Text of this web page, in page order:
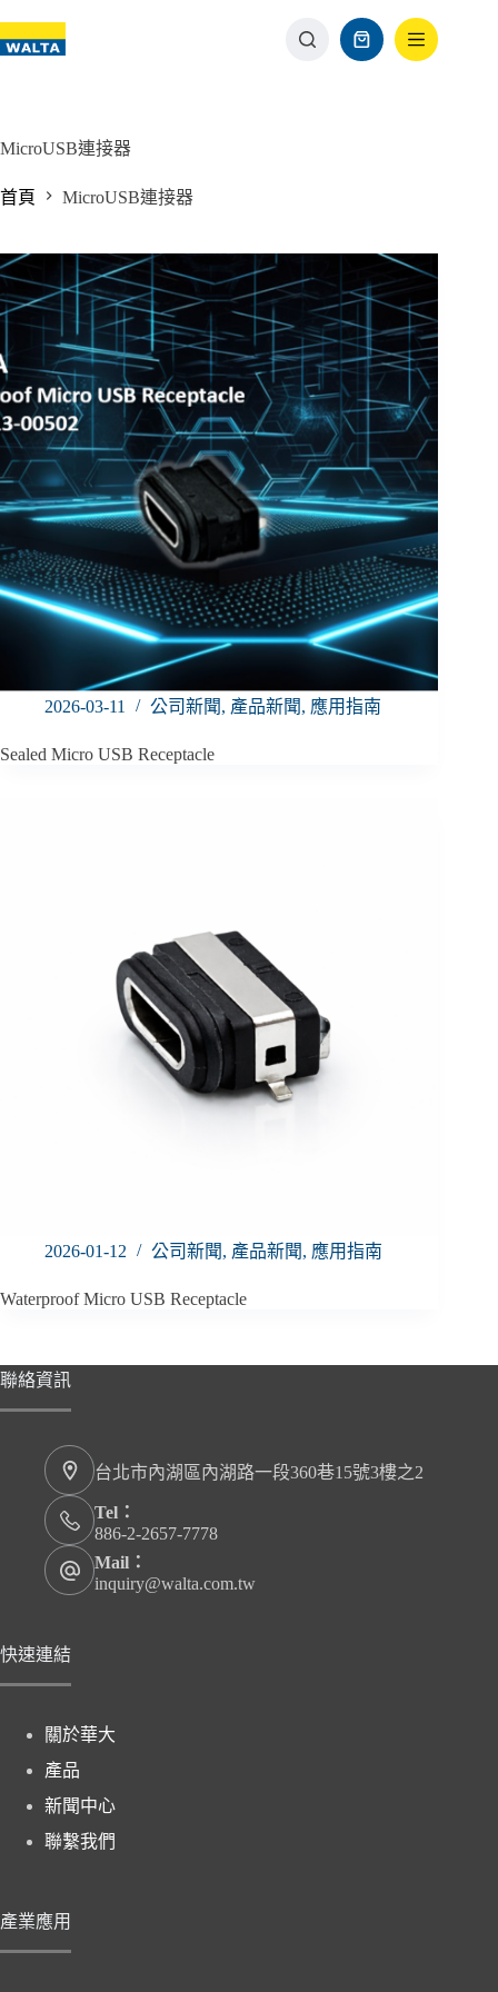
MicroUSB連接器
首頁 MicroUSB連接器
2026-03-11 公司新聞, 產品新聞, 應用指南
Sealed Micro USB Receptacle
2026-01-12 公司新聞, 產品新聞, 應用指南
Waterproof Micro USB Receptacle
聯絡資訊
台北市內湖區內湖路一段360巷15號3樓之2
Tel：
886-2-2657-7778
Mail：
inquiry@walta.com.tw
快速連結
關於華大
產品
新聞中心
聯繫我們
產業應用